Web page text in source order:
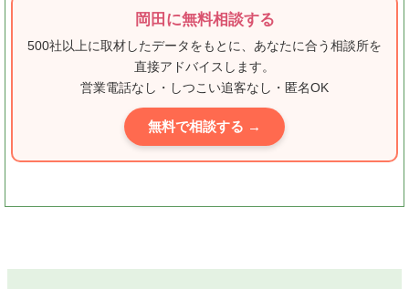
岡田に無料相談する
500社以上に取材したデータをもとに、あなたに合う相談所を
直接アドバイスします。
営業電話なし・しつこい追客なし・匿名OK
無料で相談する →